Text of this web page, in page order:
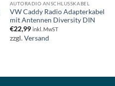
AUTORADIO ANSCHLUSSKABEL
VW Caddy Radio Adapterkabel
mit Antennen Diversity DIN
€22,99 inkl. MwST
zzgl.Versand